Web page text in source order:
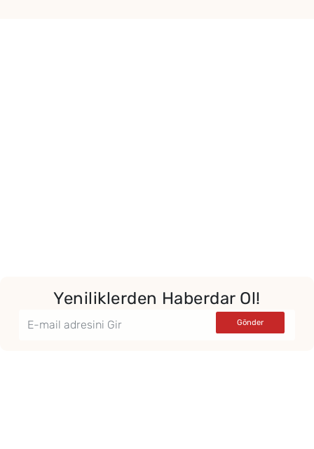
Yeniliklerden Haberdar Ol!